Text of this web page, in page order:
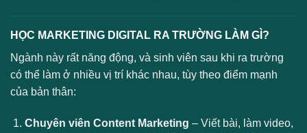
HỌC MARKETING DIGITAL RA TRƯỜNG LÀM GÌ?
Ngành này rất năng động, và sinh viên sau khi ra trường
có thể làm ở nhiều vị trí khác nhau, tùy theo điểm mạnh
của bản thân:
Chuyên viên Content Marketing – Viết bài, làm video,